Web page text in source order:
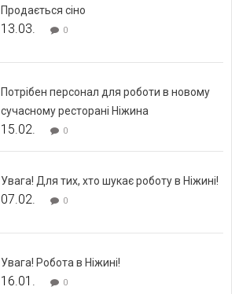
Продається сіно
13.03. 0
Потрібен персонал для роботи в новому
сучасному ресторані Ніжина
15.02. 0
Увага! Для тих, хто шукає роботу в Ніжині!
07.02. 0
Увага! Робота в Ніжині!
16.01. 0